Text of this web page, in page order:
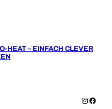
HEAT – EINFACH CLEVER
Instagram